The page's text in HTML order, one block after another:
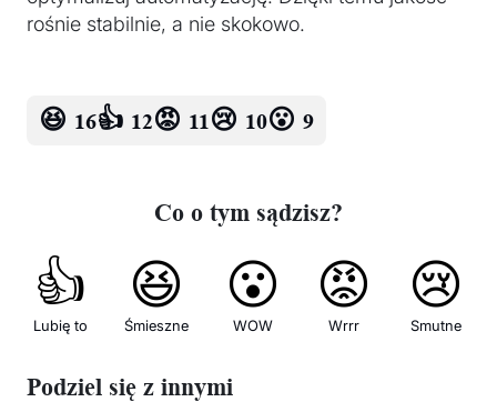
rośnie stabilnie, a nie skokowo.
😆 16👍 12😡 11 😢 10😮 9
Co o tym sądzisz?
👍
Lubię to
😆
Śmieszne
😮
WOW
😡
Wrrr
😢
Smutne
Podziel się z innymi